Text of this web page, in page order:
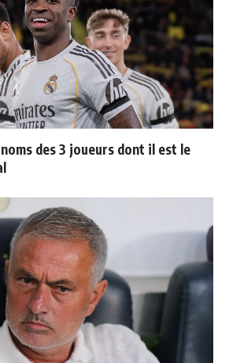
des 3 joueurs dont il est le